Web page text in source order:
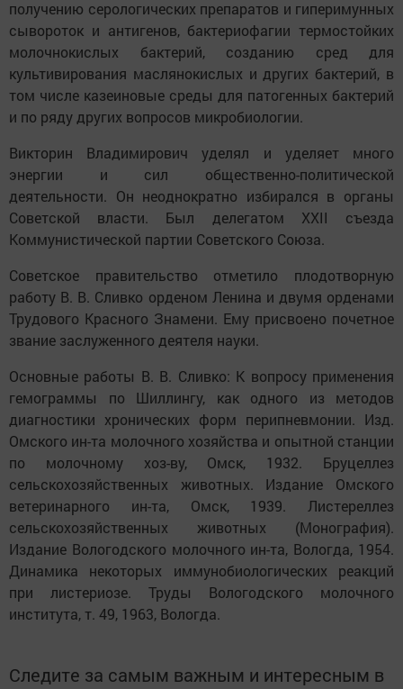
получению серологических препаратов и гиперимунных
сывороток и антигенов, бактериофагии термостойких
молочнокислых бактерий, созданию сред для
культивирования маслянокислых и других бактерий, в
том числе казеиновые среды для патогенных бактерий
и по ряду других вопросов микробиологии.
Викторин Владимирович уделял и уделяет много
энергии и сил общественно-политической
деятельности. Он неоднократно избирался в органы
Советской власти. Был делегатом XXII съезда
Коммунистической партии Советского Союза.
Советское правительство отметило плодотворную
работу В. В. Сливко орденом Ленина и двумя орденами
Трудового Красного Знамени. Ему присвоено почетное
звание заслуженного деятеля науки.
Основные работы В. В. Сливко: К вопросу применения
гемограммы по Шиллингу, как одного из методов
диагностики хронических форм перипневмонии. Изд.
Омского ин-та молочного хозяйства и опытной станции
по молочному хоз-ву, Омск, 1932. Бруцеллез
сельскохозяйственных животных. Издание Омского
ветеринарного ин-та, Омск, 1939. Листереллез
сельскохозяйственных животных (Монография).
Издание Вологодского молочного ин-та, Вологда, 1954.
Динамика некоторых иммунобиологических реакций
при листериозе. Труды Вологодского молочного
института, т. 49, 1963, Вологда.
Следите за самым важным и интересным в